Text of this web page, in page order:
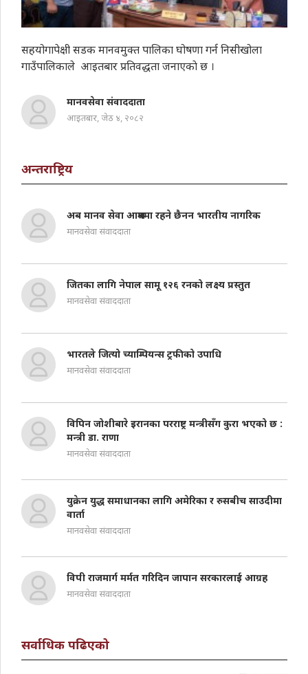
सहयोगापेक्षी सडक मानवमुक्त पालिका घोषणा गर्न निसीखोला
गाउँपालिकाले आइतबार प्रतिवद्धता जनाएकाे छ ।
मानवसेवा संवाददाता
आइतबार, जेठ ४, २०८२
अन्तराष्ट्रिय
अब मानव सेवा आश्रममा रहने छैनन भारतीय नागरिक
मानवसेवा संवाददाता
जितका लागि नेपाल सामू १२६ रनको लक्ष्य प्रस्तुत
मानवसेवा संवाददाता
भारतले जित्यो च्याम्पियन्स ट्रफीको उपाधि
मानवसेवा संवाददाता
विपिन जोशीबारे इरानका परराष्ट्र मन्त्रीसँग कुरा भएको छ :
मन्त्री डा. राणा
मानवसेवा संवाददाता
युक्रेन युद्ध समाधानका लागि अमेरिका र रुसबीच साउदीमा
वार्ता
मानवसेवा संवाददाता
विपी राजमार्ग मर्मत गरिदिन जापान सरकारलाई आग्रह
मानवसेवा संवाददाता
सर्वाधिक पढिएको